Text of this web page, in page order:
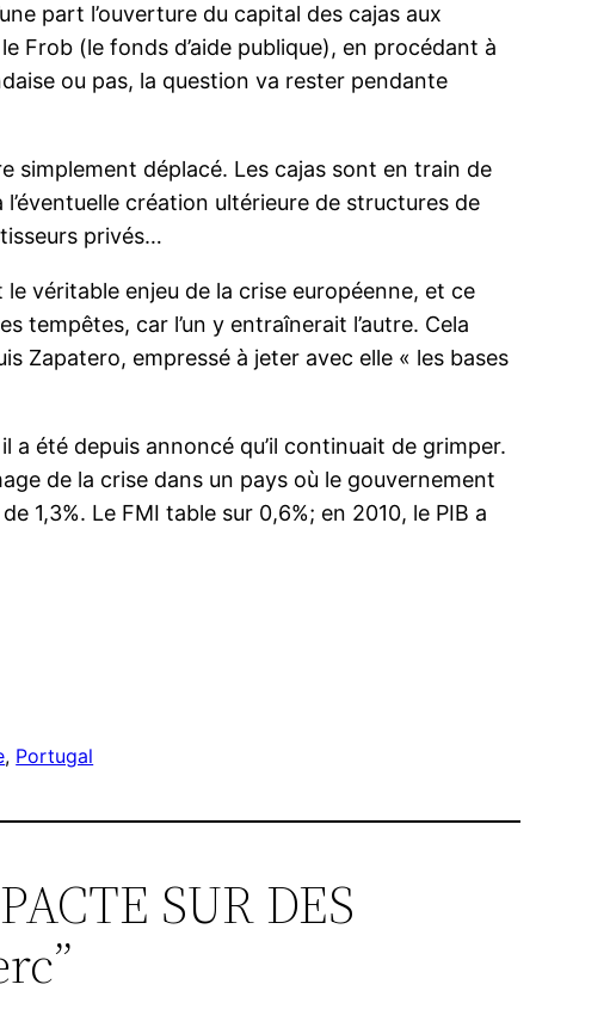
part l’ouverture du capital des cajas aux
Frob (le fonds d’aide publique), en procédant à
ou pas, la question va rester pendante
simplement déplacé. Les cajas sont en train de
création ultérieure de structures de
privés…
véritable enjeu de la crise européenne, et ce
tempêtes, car l’un y entraînerait l’autre. Cela
Zapatero, empressé à jeter avec elle « les bases
été depuis annoncé qu’il continuait de grimper.
de la crise dans un pays où le gouvernement
1,3%. Le FMI table sur 0,6%; en 2010, le PIB a
, Portugal
SUR DES